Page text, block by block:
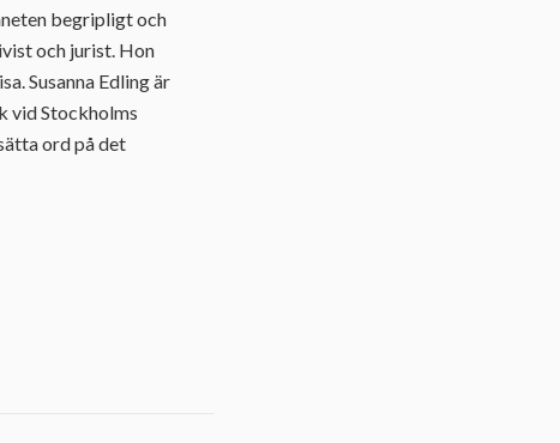
begripligt och
och jurist. Hon
Susanna Edling är
vid Stockholms
ord på det